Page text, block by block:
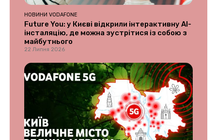
НОВИНИ VODAFONE
Future You: у Києві відкрили інтерактивну AI-
інсталяцію, де можна зустрітися із собою з
майбутнього
22 Липня 2026